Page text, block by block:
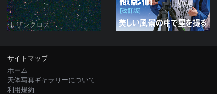
サザンクロス
サイトマップ
ホーム
天体写真ギャラリーについて
利用規約